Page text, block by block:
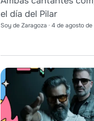
el día del Pilar
Soy de Zaragoza · 4 de agosto